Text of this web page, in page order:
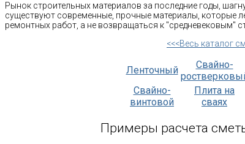
Рынок строительных материалов за последние годы,
существуют современные, прочные материалы, которые
ремонтных работ, а не возвращаться к "средневековым"
<<<Весь каталог
Ленточный
Свайно-
Свайно-
винтовой
Плита на
сваях
Примеры расчета